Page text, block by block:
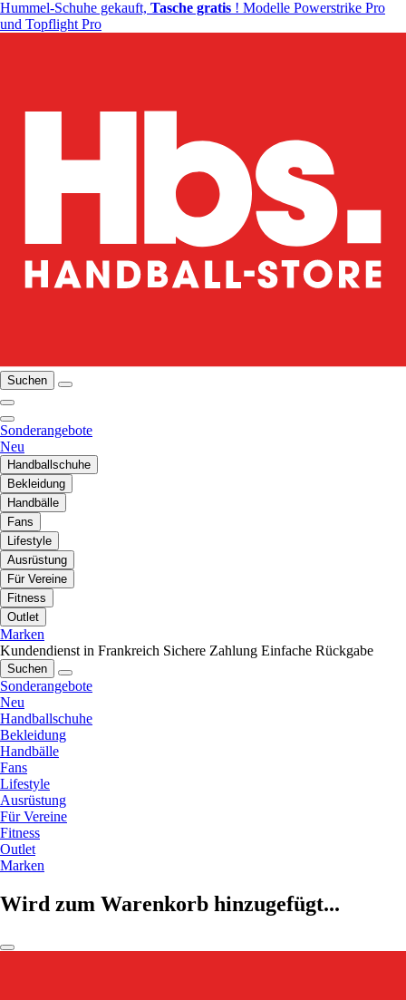
Hummel-Schuhe gekauft, Tasche gratis ! Modelle Powerstrike Pro
und Topflight Pro
Suchen
Sonderangebote
Neu
Handballschuhe
Bekleidung
Handbälle
Fans
Lifestyle
Ausrüstung
Für Vereine
Fitness
Outlet
Marken
Kundendienst in Frankreich Sichere Zahlung Einfache Rückgabe
Suchen
Sonderangebote
Neu
Handballschuhe
Bekleidung
Handbälle
Fans
Lifestyle
Ausrüstung
Für Vereine
Fitness
Outlet
Marken
Wird zum Warenkorb hinzugefügt...